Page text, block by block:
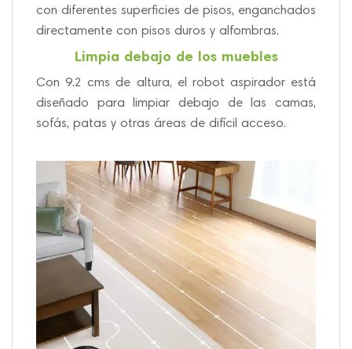
con diferentes superficies de pisos, enganchados
directamente con pisos duros y alfombras.
Limpia debajo de los muebles
Con 9.2 cms de altura, el robot aspirador está
diseñado para limpiar debajo de las camas,
sofás, patas y otras áreas de difícil acceso.